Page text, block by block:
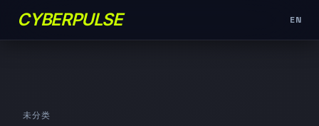
CYBERPULSE EN
未分类